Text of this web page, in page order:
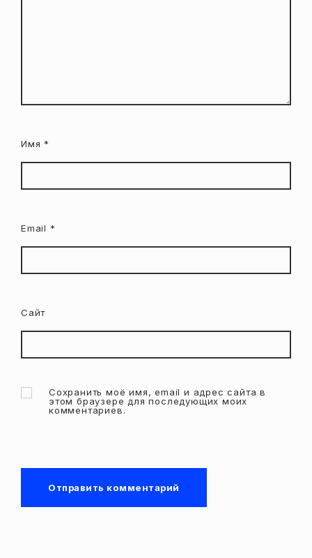
Имя *
Email *
Сайт
Сохранить моё имя, email и адрес сайта в
этом браузере для последующих моих
комментариев.